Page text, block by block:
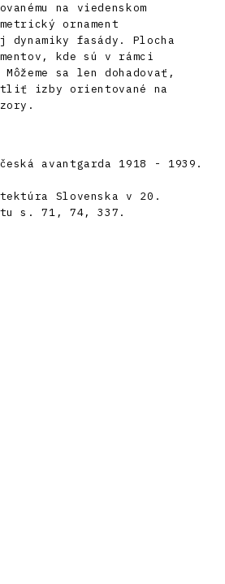
na viedenskom
ornament
fasády. Plocha
kde sú v rámci
sa len dohadovať,
izby orientované na
avantgarda 1918 - 1939.
Slovenska v 20.
s. 71, 74, 337.